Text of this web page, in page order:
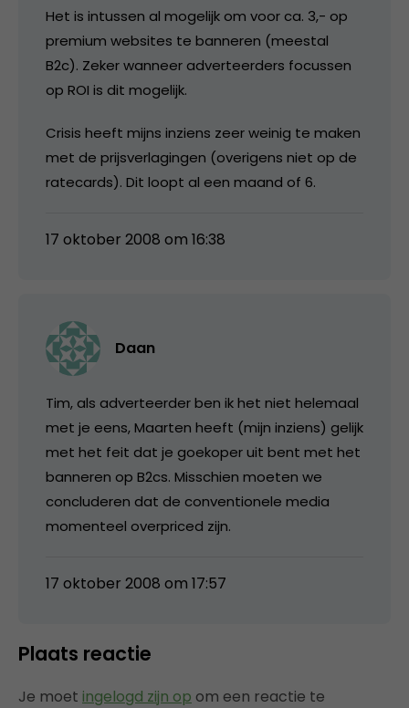
Het is intussen al mogelijk om voor ca. 3,- op
premium websites te banneren (meestal
B2c). Zeker wanneer adverteerders focussen
op ROI is dit mogelijk.
Crisis heeft mijns inziens zeer weinig te maken
met de prijsverlagingen (overigens niet op de
ratecards). Dit loopt al een maand of 6.
17 oktober 2008 om 16:38
Daan
Tim, als adverteerder ben ik het niet helemaal
met je eens, Maarten heeft (mijn inziens) gelijk
met het feit dat je goekoper uit bent met het
banneren op B2cs. Misschien moeten we
concluderen dat de conventionele media
momenteel overpriced zijn.
17 oktober 2008 om 17:57
Plaats reactie
Je moet ingelogd zijn op om een reactie te